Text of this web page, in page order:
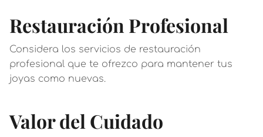
Restauración Profesional
Considera los servicios de restauración
profesional que te ofrezco para mantener tus
joyas como nuevas.
Valor del Cuidado